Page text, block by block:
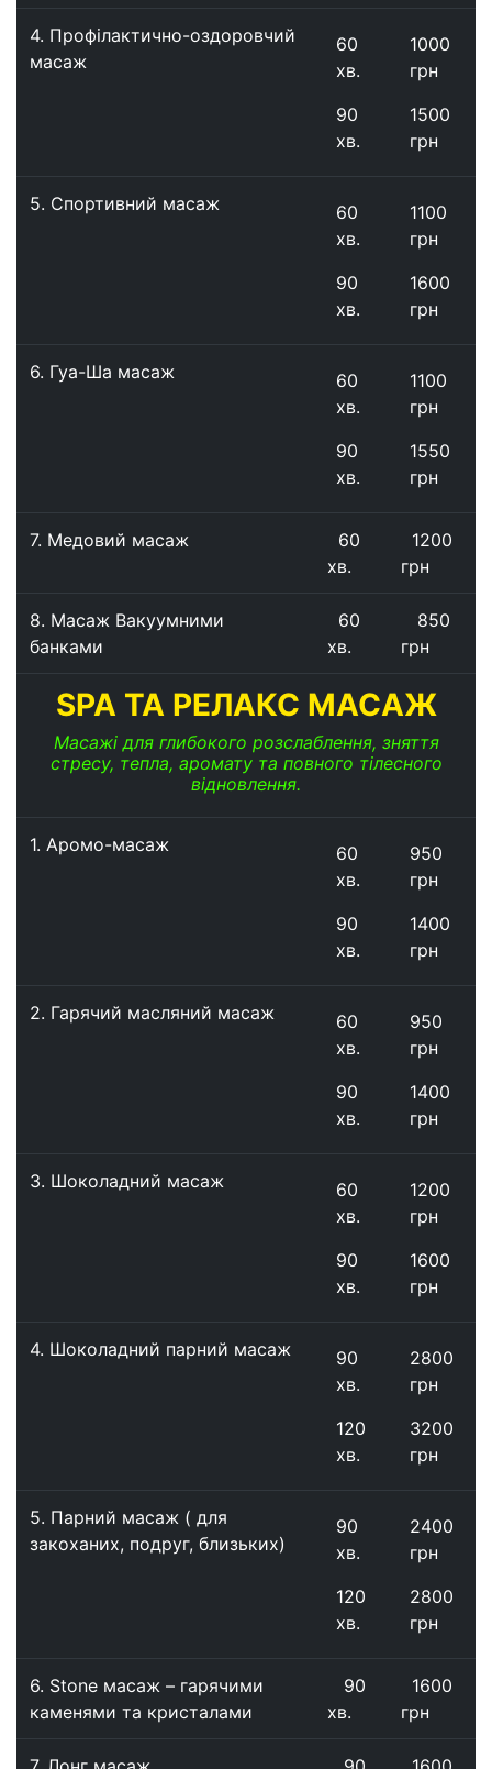
4. Профілактично-оздоровчий
масаж
60
хв.
90
хв.
1000
грн
1500
грн
5. Спортивний масаж
60
хв.
90
хв.
1100
грн
1600
грн
6. Гуа-Ша масаж
60
хв.
90
хв.
1100
грн
1550
грн
7. Медовий масаж
60
хв.
1200
грн
8. Масаж Вакуумними
банками
60
хв.
850
грн
SPA ТА РЕЛАКС МАСАЖ
Масажі для глибокого розслаблення, зняття
стресу, тепла, аромату та повного тілесного
відновлення.
1. Аромо-масаж
60
хв.
90
хв.
950
грн
1400
грн
2. Гарячий масляний масаж
60
хв.
90
хв.
950
грн
1400
грн
3. Шоколадний масаж
60
хв.
90
хв.
1200
грн
1600
грн
4. Шоколадний парний масаж
90
хв.
120
хв.
2800
грн
3200
грн
5. Парний масаж ( для
закоханих, подруг, близьких)
90
хв.
120
хв.
2400
грн
2800
грн
6. Stone масаж – гарячими
каменями та кристалами
90
хв.
1600
грн